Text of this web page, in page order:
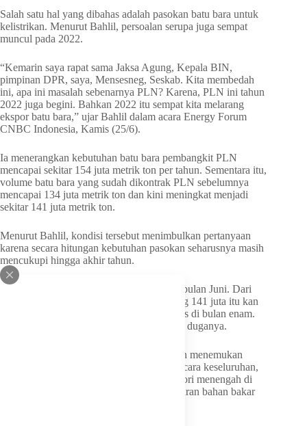
Salah satu hal yang dibahas adalah pasokan batu bara untuk
kelistrikan. Menurut Bahlil, persoalan serupa juga sempat
muncul pada 2022.
“Kemarin saya rapat sama Jaksa Agung, Kepala BIN,
pimpinan DPR, saya, Mensesneg, Seskab. Kita membedah
ini, apa ini masalah sebenarnya PLN? Karena, PLN ini tahun
2022 juga begini. Bahkan 2022 itu sempat kita melarang
ekspor batu bara,” ujar Bahlil dalam acara Energy Forum
CNBC Indonesia, Kamis (25/6).
Ia menerangkan kebutuhan batu bara pembangkit PLN
mencapai sekitar 154 juta metrik ton per tahun. Sementara itu,
volume batu bara yang sudah dikontrak PLN sebelumnya
mencapai 134 juta metrik ton dan kini meningkat menjadi
sekitar 141 juta metrik ton.
Menurut Bahlil, kondisi tersebut menimbulkan pertanyaan
karena secara hitungan kebutuhan pasokan seharusnya masih
mencukupi hingga akhir tahun.
“Artinya ini dari 1 Januari sampai dengan bulan Juni. Dari
(kebutuhan batu bara) 154 juta (ton) kurang 141 juta itu kan
berarti tinggal 13 juta. Masa batu bara habis di bulan enam.
Jujur-jujur aja nih berarti kan ada sesuatu,” duganya.
Setelah dilakukan pemeriksaan, pemerintah menemukan
persoalan bukan pada volume batu bara secara keseluruhan,
melainkan pada ketersediaan batu bara kalori menengah di
atas 5.000 yang dibutuhkan sebagai campuran bahan bakar